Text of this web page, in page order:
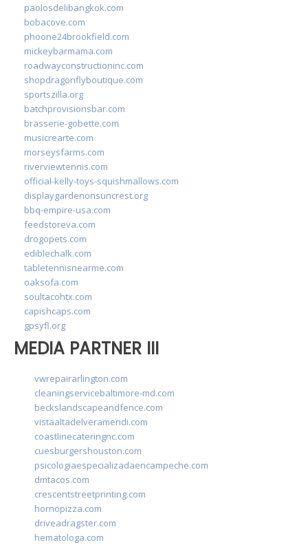
paolosdelibangkok.com
bobacove.com
phoone24brookfield.com
mickeybarmama.com
roadwayconstructioninc.com
shopdragonflyboutique.com
sportszilla.org
batchprovisionsbar.com
brasserie-gobette.com
musicrearte.com
morseysfarms.com
riverviewtennis.com
official-kelly-toys-squishmallows.com
displaygardenonsuncrest.org
bbq-empire-usa.com
feedstoreva.com
drogopets.com
ediblechalk.com
tabletennisnearme.com
oaksofa.com
soultacohtx.com
capishcaps.com
gpsyfl.org
MEDIA PARTNER III
vwrepairarlington.com
cleaningservicebaltimore-md.com
beckslandscapeandfence.com
vistaaltadelveramendi.com
coastlinecateringnc.com
cuesburgershouston.com
psicologiaespecializadaencampeche.com
dmtacos.com
crescentstreetprinting.com
hornopizza.com
driveadragster.com
hematologa.com